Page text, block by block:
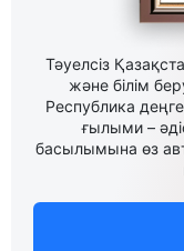
Тәуелсіз
және білім
Республика
ғылыми –
басылымына өз